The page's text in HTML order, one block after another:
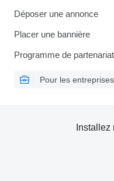
Déposer une annonce
Placer une bannière
Programme de partenariat
Pour les entreprises